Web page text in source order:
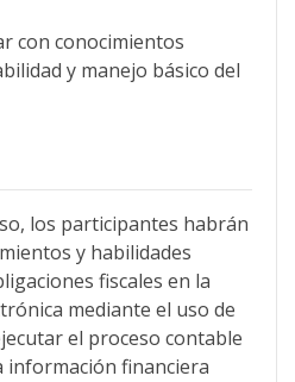
con conocimientos
y manejo básico del
los participantes habrán
y habilidades
fiscales en la
mediante el uso de
el proceso contable
información financiera